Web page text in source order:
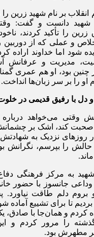
انقلاب بر نام شهید زرین
دانست و گفت:
را تأکید کردند،
و عملی که از دوربین
شود اما خداوند اراده
مدیریت و عرفانش
چنین بود، او هم عمری
را بر سر زبان‌ها انداخت.
با رفیق قدیمی در خلوت
وقتی می‌خواهد
کند، اشک بر
روزهای نزدیک به
را بپرسم، نگرانش
به مرکز فرهنگی
جانسوز با حضور
دلم طاقت نیاورد.
تا برای تشییع آماده
کردم و همان‌جا با صادق،
را مرور کردم و
مطهرش بود.